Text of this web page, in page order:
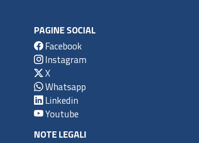
PAGINE SOCIAL
Facebook
Instagram
X
Whatsapp
Linkedin
Youtube
NOTE LEGALI